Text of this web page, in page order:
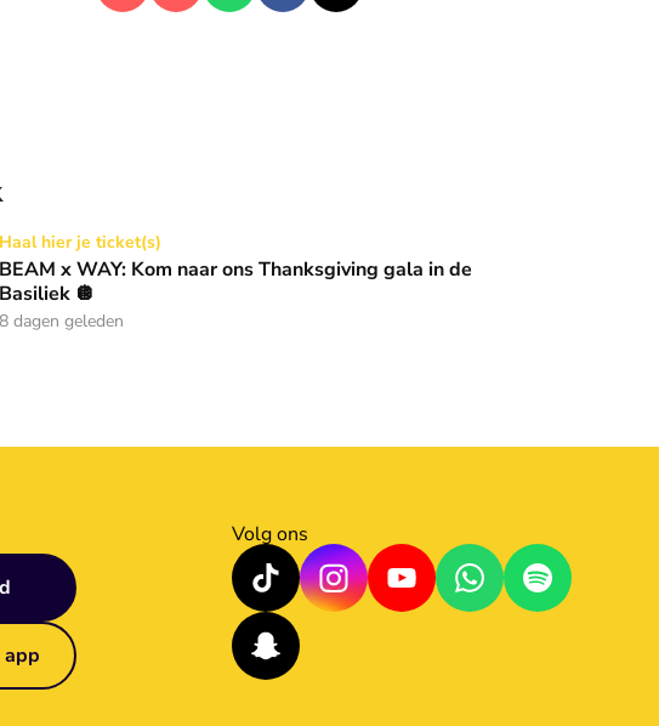
Kom naar ons Thanksgiving gala in de Basiliek 🪩
Haal hier je ticket(s)
BEAM x WAY: Kom naar ons Thanksgiving gala in de
Basiliek 🪩
8 dagen geleden
Volg ons